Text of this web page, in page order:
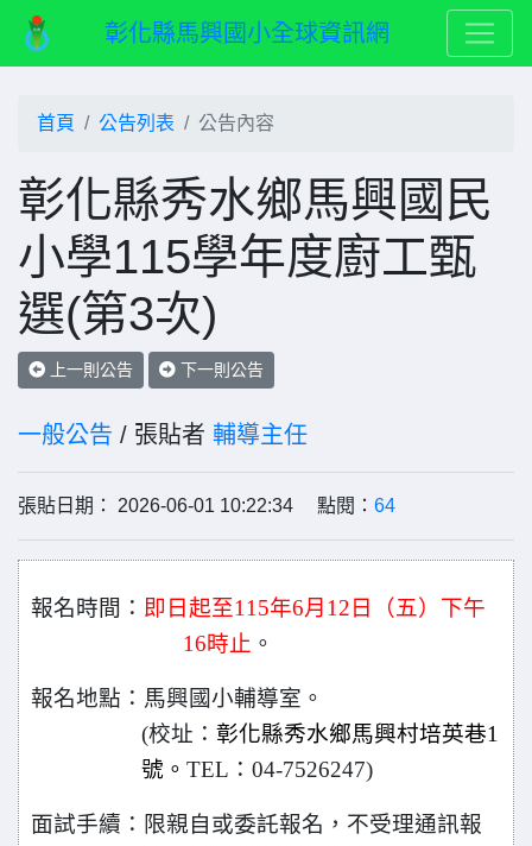
彰化縣馬興國小全球資訊網
首頁 公告列表 公告內容
彰化縣秀水鄉馬興國民
小學115學年度廚工甄
選(第3次)
上一則公告 下一則公告
一般公告 / 張貼者 輔導主任
張貼日期： 2026-06-01 10:22:34 點閱： 64
報名時間： 即日起至115年6月12日（五）下午
16時止 。
報名地點：馬興國小輔導室。
(校址： 彰化縣秀水鄉馬興村培英巷1
號。 TEL ：04-7526247)
面試手續：限親自或委託報名，不受理通訊報